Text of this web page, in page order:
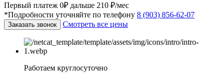
Первый платеж 0₽ дальше 210 ₽/мес
*Подробности уточняйте по телефону 8 (903) 856-62-07
Заказать звонок Смотреть все цены
Работаем круглосуточно